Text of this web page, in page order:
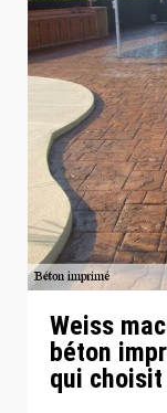
Weiss
béton
qui choisit